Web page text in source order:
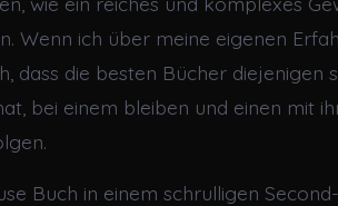
Wenn ich über meine eigenen
dass die besten Bücher diejenigen
bei einem bleiben und einen mit
Buch in einem schrulligen